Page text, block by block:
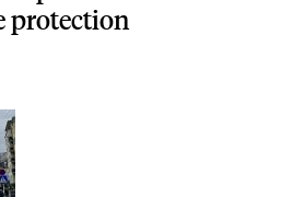
protection